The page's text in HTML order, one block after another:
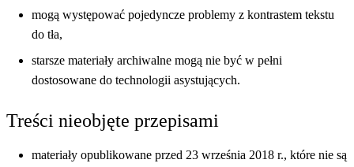
mogą występować pojedyncze problemy z kontrastem tekstu
do tła,
starsze materiały archiwalne mogą nie być w pełni
dostosowane do technologii asystujących.
Treści nieobjęte przepisami
materiały opublikowane przed 23 września 2018 r., które nie są